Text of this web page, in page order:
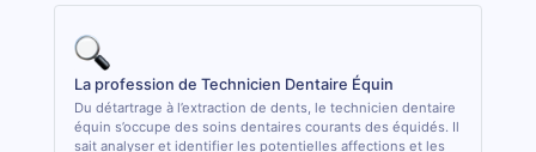
La profession de Technicien Dentaire Équin
Du détartrage à l’extraction de dents, le technicien dentaire
équin s’occupe des soins dentaires courants des équidés. Il
sait analyser et identifier les potentielles affections et les